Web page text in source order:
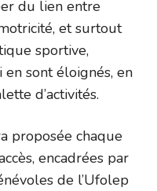
du lien entre
et surtout
sportive,
sont éloignés, en
d’activités.
proposée chaque
encadrées par
de l’Ufolep